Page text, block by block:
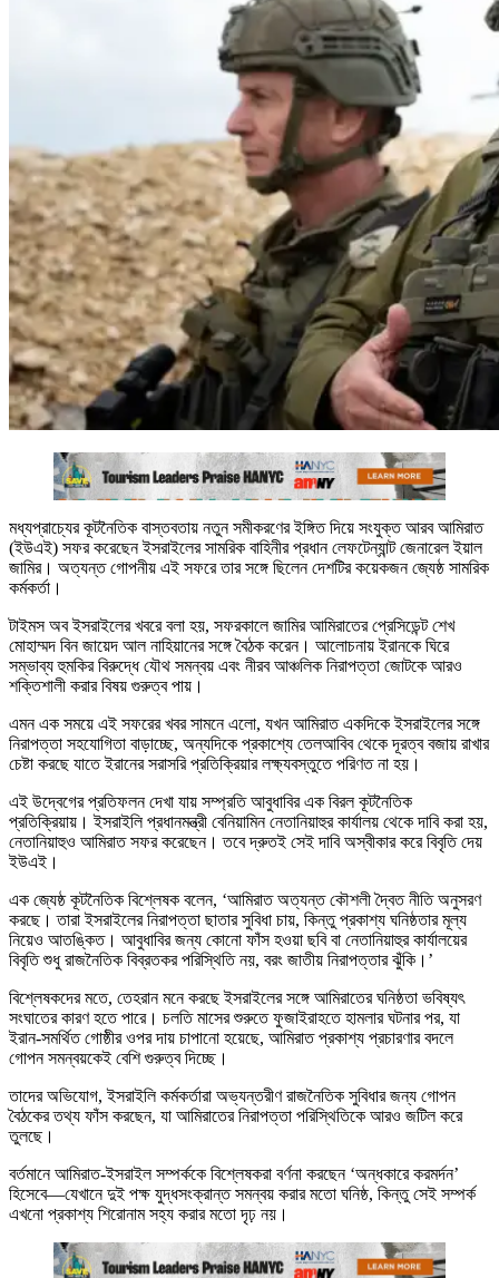
মধ্যপ্রাচ্যের কূটনৈতিক বাস্তবতায় নতুন সমীকরণের ইঙ্গিত দিয়ে সংযুক্ত আরব আমিরাত
(ইউএই) সফর করেছেন ইসরাইলের সামরিক বাহিনীর প্রধান লেফটেন্যান্ট জেনারেল ইয়াল
জামির। অত্যন্ত গোপনীয় এই সফরে তার সঙ্গে ছিলেন দেশটির কয়েকজন জ্যেষ্ঠ সামরিক
কর্মকর্তা।
টাইমস অব ইসরাইলের খবরে বলা হয়, সফরকালে জামির আমিরাতের প্রেসিডেন্ট শেখ
মোহাম্মদ বিন জায়েদ আল নাহিয়ানের সঙ্গে বৈঠক করেন। আলোচনায় ইরানকে ঘিরে
সম্ভাব্য হুমকির বিরুদ্ধে যৌথ সমন্বয় এবং নীরব আঞ্চলিক নিরাপত্তা জোটকে আরও
শক্তিশালী করার বিষয় গুরুত্ব পায়।
এমন এক সময়ে এই সফরের খবর সামনে এলো, যখন আমিরাত একদিকে ইসরাইলের সঙ্গে
নিরাপত্তা সহযোগিতা বাড়াচ্ছে, অন্যদিকে প্রকাশ্যে তেলআবিব থেকে দূরত্ব বজায় রাখার
চেষ্টা করছে যাতে ইরানের সরাসরি প্রতিক্রিয়ার লক্ষ্যবস্তুতে পরিণত না হয়।
এই উদ্বেগের প্রতিফলন দেখা যায় সম্প্রতি আবুধাবির এক বিরল কূটনৈতিক
প্রতিক্রিয়ায়। ইসরাইলি প্রধানমন্ত্রী বেনিয়ামিন নেতানিয়াহুর কার্যালয় থেকে দাবি করা হয়,
নেতানিয়াহুও আমিরাত সফর করেছেন। তবে দ্রুতই সেই দাবি অস্বীকার করে বিবৃতি দেয়
ইউএই।
এক জ্যেষ্ঠ কূটনৈতিক বিশ্লেষক বলেন, ‘আমিরাত অত্যন্ত কৌশলী দ্বৈত নীতি অনুসরণ
করছে। তারা ইসরাইলের নিরাপত্তা ছাতার সুবিধা চায়, কিন্তু প্রকাশ্য ঘনিষ্ঠতার মূল্য
নিয়েও আতঙ্কিত। আবুধাবির জন্য কোনো ফাঁস হওয়া ছবি বা নেতানিয়াহুর কার্যালয়ের
বিবৃতি শুধু রাজনৈতিক বিব্রতকর পরিস্থিতি নয়, বরং জাতীয় নিরাপত্তার ঝুঁকি।’
বিশ্লেষকদের মতে, তেহরান মনে করছে ইসরাইলের সঙ্গে আমিরাতের ঘনিষ্ঠতা ভবিষ্যৎ
সংঘাতের কারণ হতে পারে। চলতি মাসের শুরুতে ফুজাইরাহতে হামলার ঘটনার পর, যা
ইরান-সমর্থিত গোষ্ঠীর ওপর দায় চাপানো হয়েছে, আমিরাত প্রকাশ্য প্রচারণার বদলে
গোপন সমন্বয়কেই বেশি গুরুত্ব দিচ্ছে।
তাদের অভিযোগ, ইসরাইলি কর্মকর্তারা অভ্যন্তরীণ রাজনৈতিক সুবিধার জন্য গোপন
বৈঠকের তথ্য ফাঁস করছেন, যা আমিরাতের নিরাপত্তা পরিস্থিতিকে আরও জটিল করে
তুলছে।
বর্তমানে আমিরাত-ইসরাইল সম্পর্ককে বিশ্লেষকরা বর্ণনা করছেন ‘অন্ধকারে করমর্দন’
হিসেবে—যেখানে দুই পক্ষ যুদ্ধসংক্রান্ত সমন্বয় করার মতো ঘনিষ্ঠ, কিন্তু সেই সম্পর্ক
এখনো প্রকাশ্য শিরোনাম সহ্য করার মতো দৃঢ় নয়।